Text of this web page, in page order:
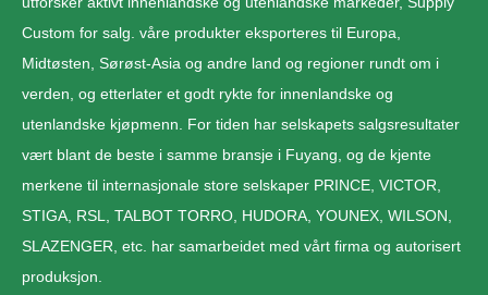
Custom for salg. våre produkter eksporteres til Europa,
Midtøsten, Sørøst-Asia og andre land og regioner rundt om i
verden, og etterlater et godt rykte for innenlandske og
utenlandske kjøpmenn. For tiden har selskapets salgsresultater
vært blant de beste i samme bransje i Fuyang, og de kjente
merkene til internasjonale store selskaper PRINCE, VICTOR,
STIGA, RSL, TALBOT TORRO, HUDORA, YOUNEX, WILSON,
SLAZENGER, etc. har samarbeidet med vårt firma og autorisert
produksjon.